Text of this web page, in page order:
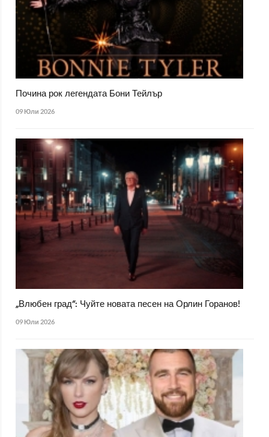
Почина рок легендата Бони Тейлър
09 Юли 2026
„Влюбен град“: Чуйте новата песен на Орлин Горанов!
09 Юли 2026